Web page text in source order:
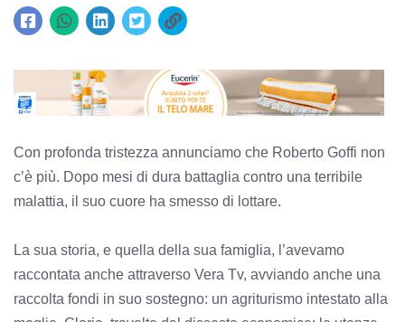
Con profonda tristezza annunciamo che Roberto Goffi non
c’è più. Dopo mesi di dura battaglia contro una terribile
malattia, il suo cuore ha smesso di lottare.
La sua storia, e quella della sua famiglia, l’avevamo
raccontata anche attraverso Vera Tv, avviando anche una
raccolta fondi in suo sostegno: un agriturismo intestato alla